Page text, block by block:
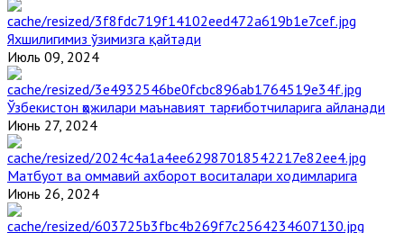
Яхшилигимиз ўзимизга қайтади
Июль 09, 2024
Ўзбекистон ҳожилари маънавият тарғиботчиларига айланади
Июнь 27, 2024
Матбуот ва оммавий ахборот воситалари ходимларига
Июнь 26, 2024